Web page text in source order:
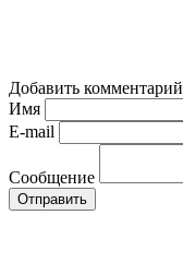
Добавить комментарий
Имя
E-mail
Сообщение